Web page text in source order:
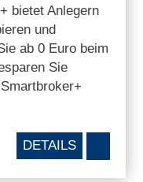
bietet Anlegern
und
ab 0 Euro beim
Sie
DETAILS